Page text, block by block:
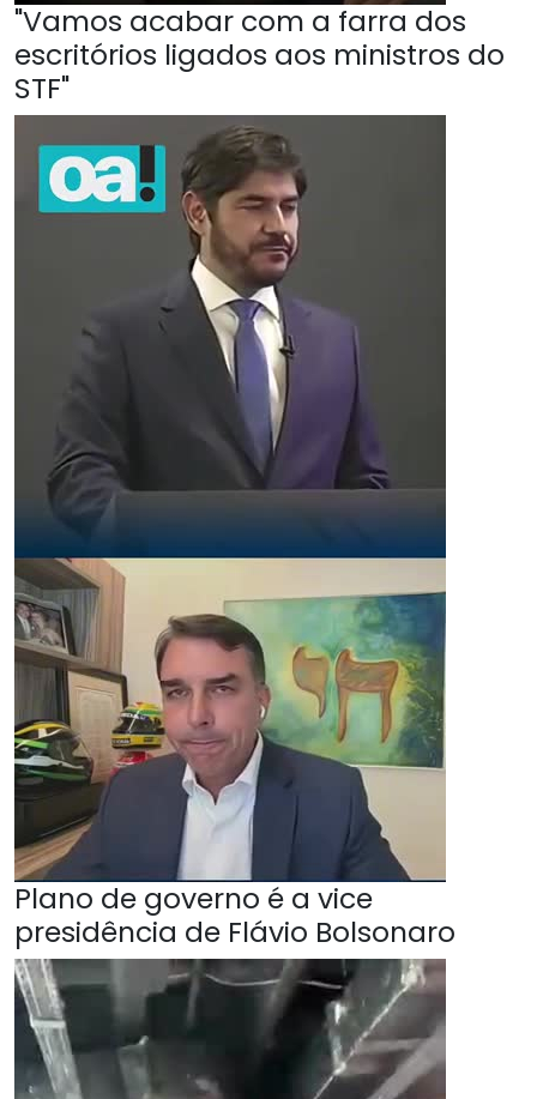
"Vamos acabar com a farra dos
escritórios ligados aos ministros do
STF"
Plano de governo é a vice
presidência de Flávio Bolsonaro